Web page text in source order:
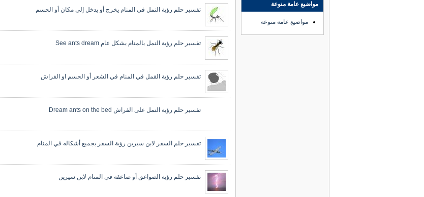
تفسير حلم رؤية النمل في المنام يخرج أو يدخل إلى مكان أو الجسم
تفسير حلم رؤية النمل بالمنام بشكل عام See ants dream
تفسير حلم رؤية القمل في المنام في الشعر أو الجسم او الفراش
تفسير حلم رؤية النمل على الفراش Dream ants on the bed
تفسير حلم السفر لابن سيرين رؤية السفر بجميع أشكاله في المنام
تفسير حلم رؤية الصواعق أو صاعقة في المنام لابن سيرين
مواضيع عامة منوعة
مواضيع عامة منوعة